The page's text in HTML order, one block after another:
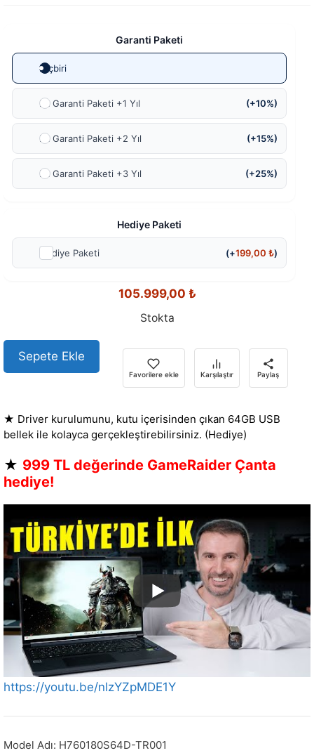
Garanti Paketi
Hiçbiri
Ek Garanti Paketi +1 Yıl (+10%)
Ek Garanti Paketi +2 Yıl (+15%)
Ek Garanti Paketi +3 Yıl (+25%)
Hediye Paketi
Hediye Paketi (+199,00₺)
105.999,00 ₺
Stokta
Sepete Ekle
Favorilere ekle Karşılaştır Paylaş
★ Driver kurulumunu, kutu içerisinden çıkan 64GB USB
bellek ile kolayca gerçekleştirebilirsiniz. (Hediye)
★ 999 TL değerinde GameRaider Çanta
hediye!
https://youtu.be/nlzYZpMDE1Y
Model Adı: H760180S64D-TR001